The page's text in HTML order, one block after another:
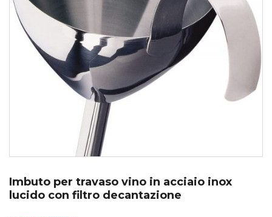
Imbuto per travaso vino in acciaio inox
lucido con filtro decantazione